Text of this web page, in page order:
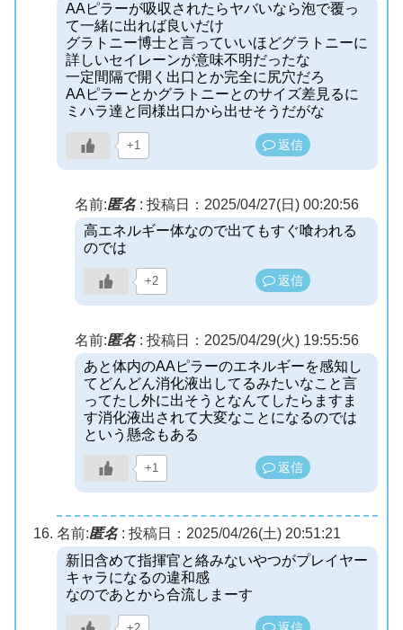
AAピラーが吸収されたらヤバいなら泡で覆っ
て一緒に出れば良いだけ
グラトニー博士と言っていいほどグラトニーに
詳しいセイレーンが意味不明だったな
一定間隔で開く出口とか完全に尻穴だろ
AAピラーとかグラトニーとのサイズ差見るに
ミハラ達と同様出口から出せそうだがな
+1 返信
名前:匿名: 投稿日：2025/04/27(日) 00:20:56
高エネルギー体なので出てもすぐ喰われる
のでは
+2 返信
名前:匿名: 投稿日：2025/04/29(火) 19:55:56
あと体内のAAピラーのエネルギーを感知し
てどんどん消化液出してるみたいなこと言
ってたし外に出そうとなんてしたらますま
す消化液出されて大変なことになるのでは
という懸念もある
+1 返信
名前:匿名: 投稿日：2025/04/26(土) 20:51:21
新旧含めて指揮官と絡みないやつがプレイヤー
キャラになるの違和感
なのであとから合流しまーす
返信